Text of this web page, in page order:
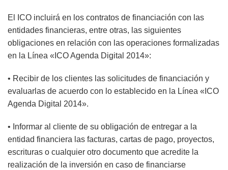
El ICO incluirá en los contratos de financiación con las
entidades financieras, entre otras, las siguientes
obligaciones en relación con las operaciones formalizadas
en la Línea «ICO Agenda Digital 2014»:
• Recibir de los clientes las solicitudes de financiación y
evaluarlas de acuerdo con lo establecido en la Línea «ICO
Agenda Digital 2014».
• Informar al cliente de su obligación de entregar a la
entidad financiera las facturas, cartas de pago, proyectos,
escrituras o cualquier otro documento que acredite la
realización de la inversión en caso de financiarse